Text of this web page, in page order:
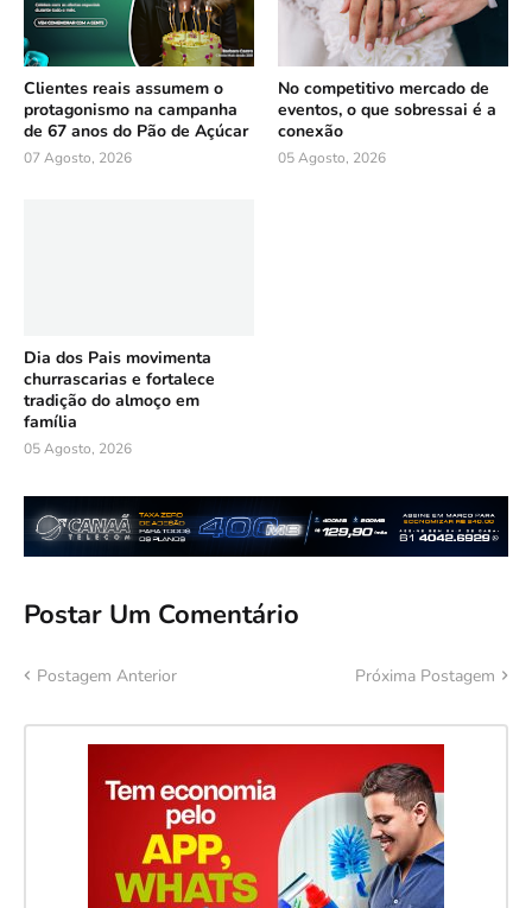
Clientes reais assumem o
protagonismo na campanha
de 67 anos do Pão de Açúcar
07 Agosto, 2026
No competitivo mercado de
eventos, o que sobressai é a
conexão
05 Agosto, 2026
Dia dos Pais movimenta
churrascarias e fortalece
tradição do almoço em
família
05 Agosto, 2026
Postar Um Comentário
Postagem Anterior Próxima Postagem